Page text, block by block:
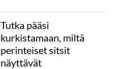
Tutka pääsi
kurkistamaan, miltä
perinteiset sitsit
näyttävät